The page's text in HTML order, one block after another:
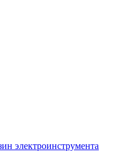
электроинструмента